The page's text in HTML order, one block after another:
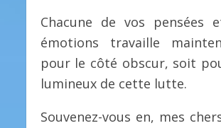
Chacune de vos pensées
émotions travaille
pour le côté obscur, soit
lumineux de cette lutte.
Souvenez-vous en, mes